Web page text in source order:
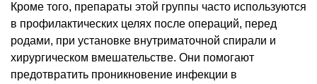
Кроме того, препараты этой группы часто используются
в профилактических целях после операций, перед
родами, при установке внутриматочной спирали и
хирургическом вмешательстве. Они помогают
предотвратить проникновение инфекции в